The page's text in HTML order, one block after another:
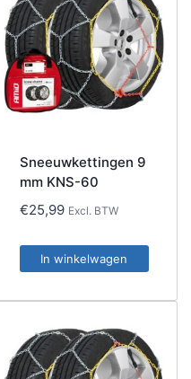
Sneeuwkettingen 9
mm KNS-60
€25,99 Excl. BTW
In winkelwagen